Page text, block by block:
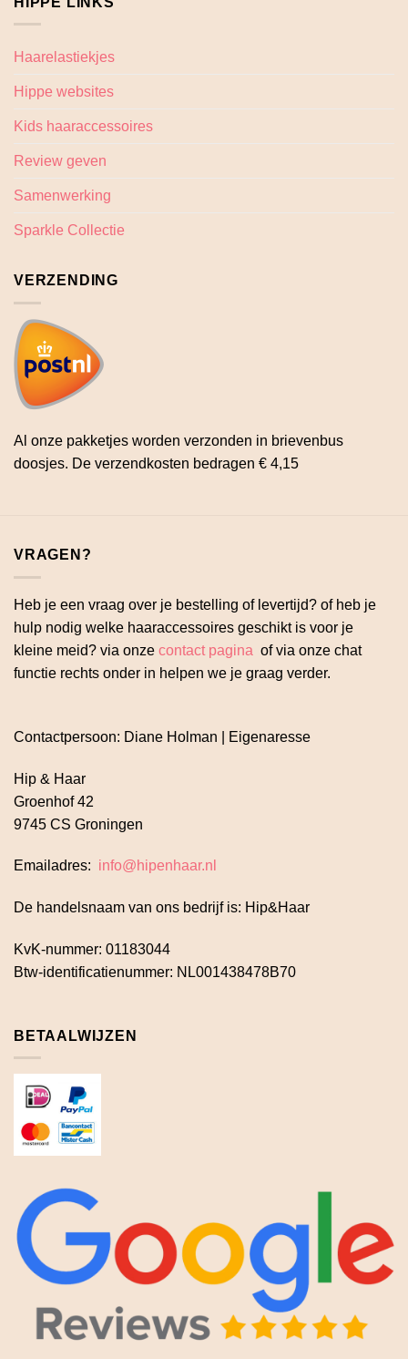
Haarelastiekjes
Hippe websites
Kids haaraccessoires
Review geven
Samenwerking
Sparkle Collectie
VERZENDING
Al onze pakketjes worden verzonden in brievenbus
doosjes. De verzendkosten bedragen € 4,15
VRAGEN?
Heb je een vraag over je bestelling of levertijd? of heb je
hulp nodig welke haaraccessoires geschikt is voor je
kleine meid? via onze contact pagina of via onze chat
functie rechts onder in helpen we je graag verder.
Contactpersoon: Diane Holman | Eigenaresse
Hip & Haar
Groenhof 42
9745 CS Groningen
Emailadres: info@hipenhaar.nl
De handelsnaam van ons bedrijf is: Hip&Haar
KvK-nummer: 01183044
Btw-identificatienummer: NL001438478B70
BETAALWIJZEN